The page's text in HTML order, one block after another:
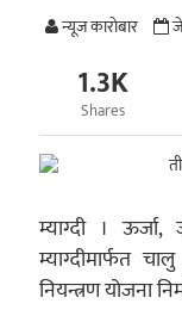
न्यूज काराेबार
1.3K
Shares
म्याग्दी ।
म्याग्दीमार्फत
नियन्त्रण योजना